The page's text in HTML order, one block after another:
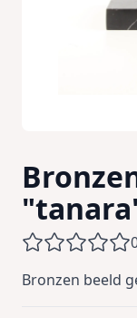
Bronzen beeld